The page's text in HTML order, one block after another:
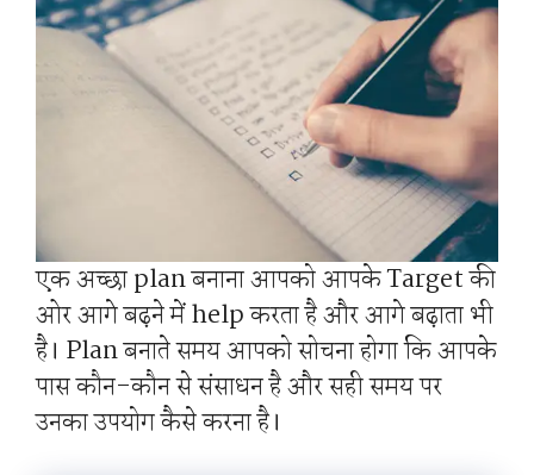
एक अच्छा plan बनाना आपको आपके Target की
ओर आगे बढ़ने में help करता है और आगे बढ़ाता भी
है। Plan बनाते समय आपको सोचना होगा कि आपके
पास कौन-कौन से संसाधन है और सही समय पर
उनका उपयोग कैसे करना है।